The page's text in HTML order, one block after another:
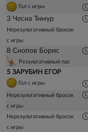
Гол с игры
3 Чесна Тимур
Нерезультативный бросок
с игры
8 Снопов Борис
Результативный пас
5 ЗАРУБИН ЕГОР
Гол с игры
Нерезультативный бросок
с игры
Нерезультативный бросок
с игры